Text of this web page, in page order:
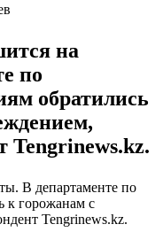
на
по
обратились
Tengrinews.kz.
В департаменте по
к горожанам с
Tengrinews.kz.